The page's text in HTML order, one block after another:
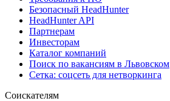
Безопасный HeadHunter
HeadHunter API
Партнерам
Инвесторам
Каталог компаний
Поиск по вакансиям в Львовском
Сетка: соцсеть для нетворкинга
Соискателям